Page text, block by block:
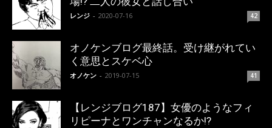
レンジ - 2020-07-16 42
オノケンブログ最終話。受け継がれてい
く意思とスケベ心
オノケン - 2019-07-15 41
【レンジブログ187】女優のようなフィ
リピーナとワンチャンなるか!?